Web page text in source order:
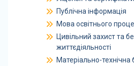
Публічна інформація
Мова освітнього
Цивільний захист та
життєдіяльності
Матеріально-технічна